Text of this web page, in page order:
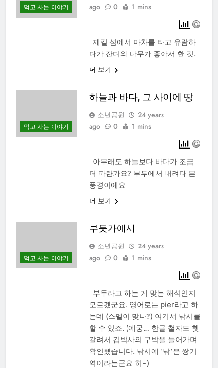
먹고 사는 이야기 ago 0 1 mins
제킬 섬에서 마차를 타고 유람하
다가 잔디와 나무가 좋아서 한 컷.
더 보기
먹고 사는 이야기
하늘과 바다, 그 사이에 땅
소년공원
24 years
ago
0 1 mins
아무래도 하늘보다 바다가 조금
더 파란가요? 부두에서 내려다 본
풍경이예요
더 보기
먹고 사는 이야기
부둣가에서
소년공원
24 years
ago
0 1 mins
부두라고 하는 게 맞는 해석인지
모르겠군요. 영어로는 pier라고 하
는데 (스펠이 맞나?) 여기서 낚시를
할 수 있죠. (에궁… 한글 철자도 헷
갈려서 김박사의 구박을 들어가며
확인했습니다. 낚시에 '낚'은 쌍기
역이라는군요 히~)